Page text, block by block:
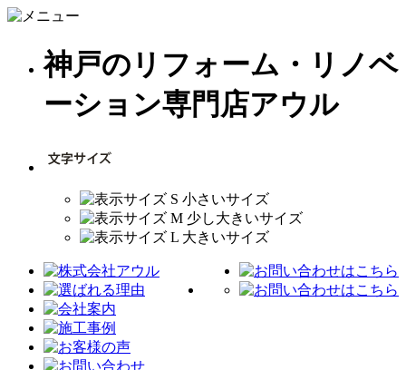
神戸のリフォーム・リノベ
ーション専門店アウル